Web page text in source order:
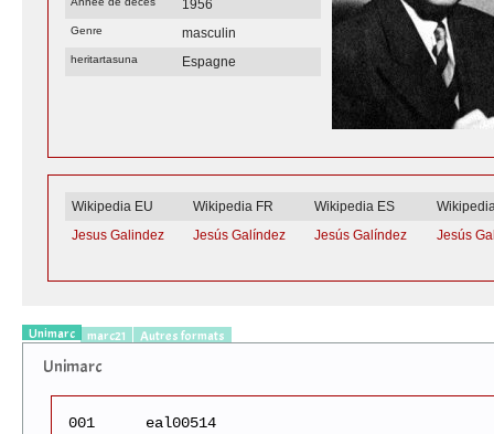
1956
Genre masculin
heritartasuna Espagne
Wikipedia EU Wikipedia FR Wikipedia ES
Jesus Galindez
Jesús Galíndez Jesús Galíndez Jesús
Unimarc marc21 Autres formats
Unimarc
001
eal00514